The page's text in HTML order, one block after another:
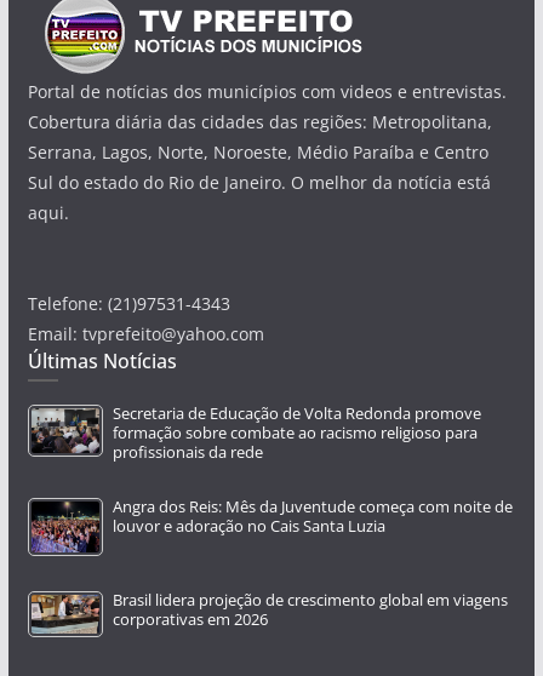
Portal de notícias dos municípios com videos e entrevistas.
Cobertura diária das cidades das regiões: Metropolitana,
Serrana, Lagos, Norte, Noroeste, Médio Paraíba e Centro
Sul do estado do Rio de Janeiro. O melhor da notícia está
aqui.
Telefone: (21)97531-4343
Email: tvprefeito@yahoo.com
Últimas Notícias
Secretaria de Educação de Volta Redonda promove
formação sobre combate ao racismo religioso para
profissionais da rede
Angra dos Reis: Mês da Juventude começa com noite de
louvor e adoração no Cais Santa Luzia
Brasil lidera projeção de crescimento global em viagens
corporativas em 2026